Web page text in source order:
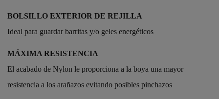
BOLSILLO EXTERIOR DE REJILLA
Ideal para guardar barritas y/o geles energéticos
MÁXIMA RESISTENCIA
El acabado de Nylon le proporciona a la boya una mayor
resistencia a los arañazos evitando posibles pinchazos